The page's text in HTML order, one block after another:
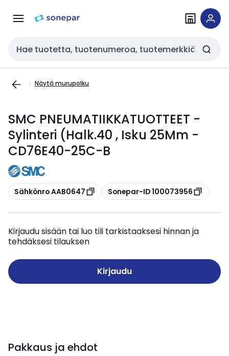
navigointiinsisältöön
Haku
Näytä murupolku
SMC PNEUMATIIKKATUOTTEET -
Sylinteri (Halk.40 , Isku 25Mm -
CD76E40-25C-B
Kopioi
Sähkönro AAB0647 Kopioi
Sonepar-ID 100073956
Kirjaudu sisään tai luo tili tarkistaaksesi hinnan ja
tehdäksesi tilauksen
Kirjaudu
Pakkaus ja ehdot